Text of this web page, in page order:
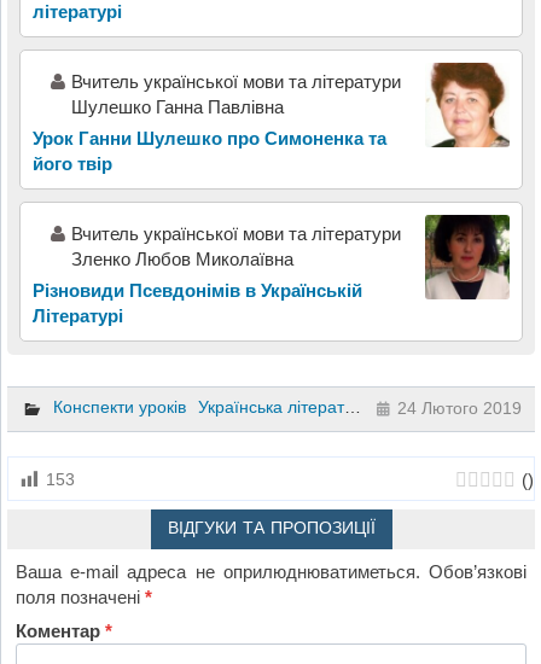
літературі
Вчитель української мови та літератури
Шулешко Ганна Павлівна
Урок Ганни Шулешко про Симоненка та
його твір
Вчитель української мови та літератури
Зленко Любов Миколаївна
Різновиди Псевдонімів в Українській
Літературі
Конспекти уроків Українська література 8 клас
24 Лютого 2019
153 ()
ВІДГУКИ ТА ПРОПОЗИЦІЇ
Ваша e-mail адреса не оприлюднюватиметься. Обов’язкові
поля позначені*
Коментар*